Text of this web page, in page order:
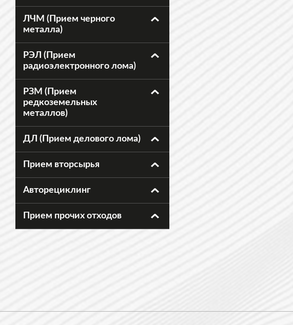
ЛЧМ (Прием черного
металла)
РЭЛ (Прием
радиоэлектронного лома)
РЗМ (Прием
редкоземельных
металлов)
ДЛ (Прием делового лома)
Прием вторсырья
Авторециклинг
Прием прочих отходов